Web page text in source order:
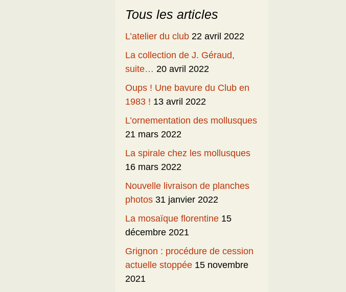
Tous les articles
L’atelier du club 22 avril 2022
La collection de J. Géraud,
suite… 20 avril 2022
Oups ! Une bavure du Club en
1983 ! 13 avril 2022
L’ornementation des mollusques
21 mars 2022
La spirale chez les mollusques
16 mars 2022
Nouvelle livraison de planches
photos 31 janvier 2022
La mosaïque florentine 15
décembre 2021
Grignon : procédure de cession
actuelle stoppée 15 novembre
2021